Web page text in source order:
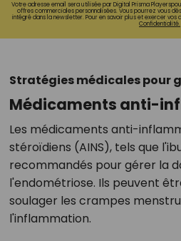
Votre adresse email sera utilisée par Digital Prisma
offres commerciales personnalisées. Vous pourrez vous
intégré dans la newsletter. Pour en savoir plus et exercer vos
Confidentialité.
Stratégies médicales pour
Médicaments anti-
Les médicaments anti-
stéroïdiens (AINS), tels que
recommandés pour gérer la
l'endométriose. Ils peuvent
soulager les crampes
l'inflammation.